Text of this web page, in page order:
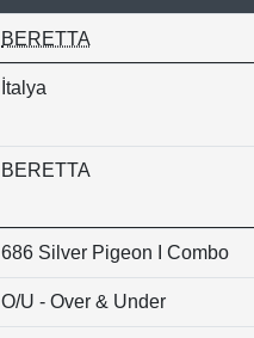
BERETTA
İtalya
BERETTA
686 Silver Pigeon I Combo
O/U - Over & Under